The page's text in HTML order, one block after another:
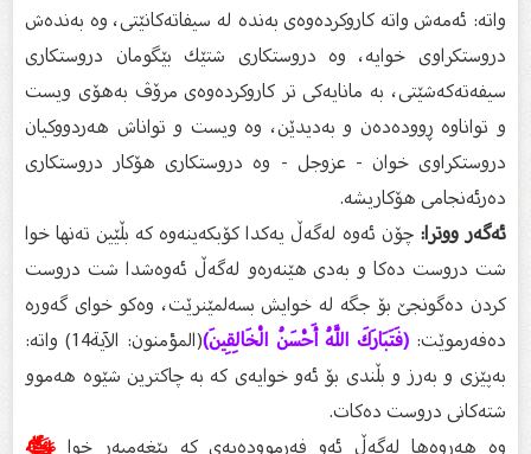
واتە: ئەمەش واتە كاروكردەوەى بەندە لە سیفاتەكانێتى، وە بەندەش
دروستكراوى خوایە، وە دروستكارى شتێك بێگومان دروستكارى
سیفەتەكەشێتى، بە مانایەكى تر كاروكردەوەى مرۆڤ بەهۆى ویست
و تواناوە ڕوودەدەن و بەدیدێن، وە ویست و تواناش هەردووكیان
دروستكراوى خوان - عزوجل - وە دروستكارى هۆكار دروستكارى
دەرئەنجامى هۆكاریشە.
ئەگەر ووترا:چۆن ئەوە لەگەڵ یەكدا كۆبكەینەوە كە بڵێین تەنها خوا
شت دروست دەكا و بەدى هێنەرەو لەگەڵ ئەوەشدا شت دروست
كردن دەگونجێ بۆ جگە لە خوایش بسەلمێنرێت، وەكو خواى گەورە
دەفەرموێت:(فَتَبَارَكَ اللَّهُ أَحْسَنُ الْخَالِقِينَ)
(المؤمنون: الآية14) واتە:
بەپێزى و بەرز و بڵندى بۆ ئەو خوایەی كە بە چاكترین شێوە هەموو
شتەكانى دروست دەكات.
وە هەروەها لەگەڵ ئەو فەرموودەیەی كە پێغەمبەر خواﷺ